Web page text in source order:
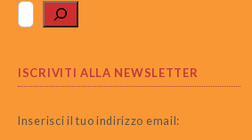
ISCRIVITI ALLA NEWSLETTER
Inserisci il tuo indirizzo email: